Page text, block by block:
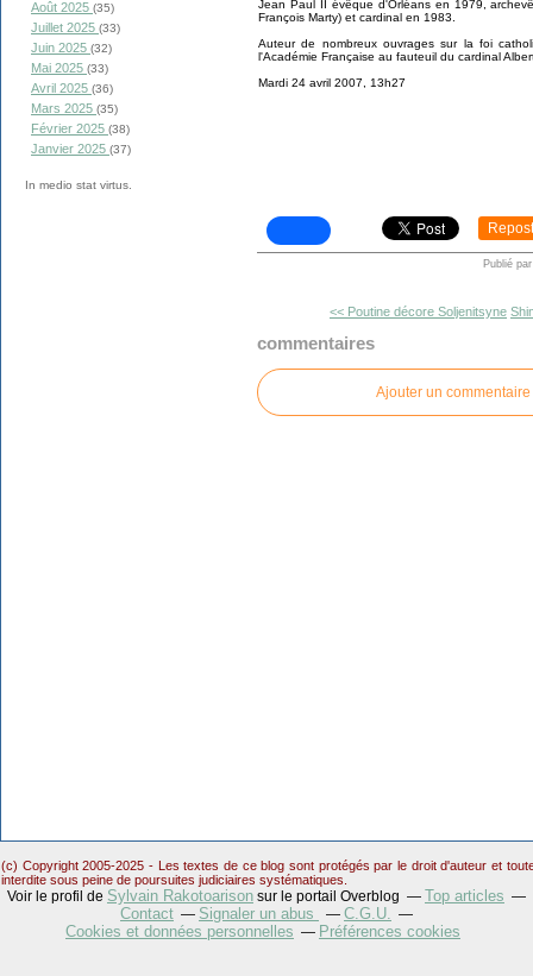
Août 2025 (35)
Juillet 2025 (33)
Juin 2025 (32)
Mai 2025 (33)
Avril 2025 (36)
Mars 2025 (35)
Février 2025 (38)
Janvier 2025 (37)
In medio stat virtus.
Jean Paul II évêque d'Orléans en 1979,
François Marty) et cardinal en 1983.
Auteur de nombreux ouvrages sur la foi
l'Académie Française au fauteuil du cardinal
Mardi 24 avril 2007, 13h27
Repost
Publié
<< Poutine décore Soljenitsyne
commentaires
Ajouter un commentaire
(c) Copyright 2005-2025 - Les textes de ce blog sont protégés par le droit d'auteur et
interdite sous peine de poursuites judiciaires systématiques.
Voir le profil de Sylvain Rakotoarison sur le portail Overblog
Top articles
Contact
Signaler un abus
C.G.U.
Cookies et données personnelles
Préférences cookies